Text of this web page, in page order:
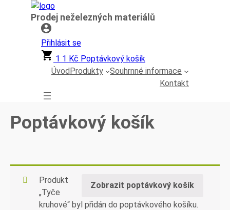
Přeskočit
Prodej neželezných materiálů
Přihlásit se
1 1 Kč Poptávkový košík
ÚvodProdukty
Souhrnné informace
Kontakt
Poptávkový košík
Zobrazit poptávkový košík
Produkt
„Tyče
kruhové“ byl přidán do poptávkového košíku.